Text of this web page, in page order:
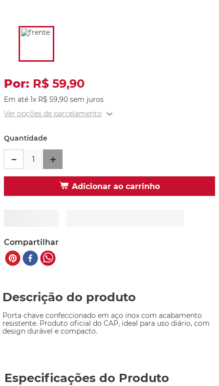
R$ 59,90
Em até 1x R$ 59,90 sem juros
Ver opções de parcelamento
Quantidade
＋
－
Adicionar ao carrinho
Compartilhar
Descrição do produto
Porta chave confeccionado em aço inox com acabamento
resistente. Produto oficial do CAP, ideal para uso diário, com
design durável e compacto.
Especificações do Produto